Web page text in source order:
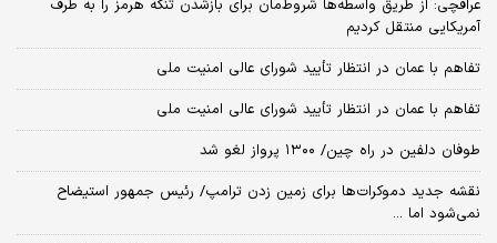
عراقچی: از طریق واسطه‌ها شروط‌مان برای بازشدن تنگه هرمز را به طرف
آمریکایی منتقل کردیم
تفاهم با عمان در انتظار تأیید شورای عالی امنیت ملی
تفاهم با عمان در انتظار تأیید شورای عالی امنیت ملی
طوفان دلفین در راه چین/ ۱۳۰۰ پرواز لغو شد
نقشه جدید دموکرات‌ها برای زمین زدن ترامپ/ رئیس جمهور استیضاح
نمی‌شود اما ...